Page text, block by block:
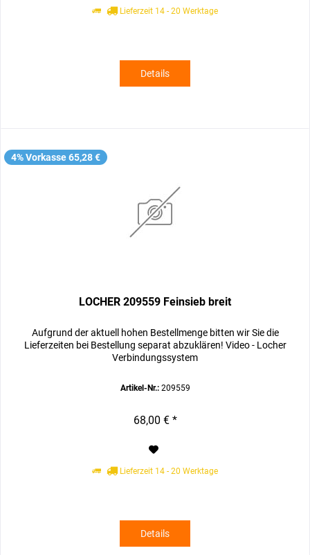
Lieferzeit 14 - 20 Werktage
Details
4% Vorkasse 65,28 €
LOCHER 209559 Feinsieb breit
Aufgrund der aktuell hohen Bestellmenge bitten wir Sie die
Lieferzeiten bei Bestellung separat abzuklären! Video - Locher
Verbindungssystem
Artikel-Nr.:209559
68,00 € *
Lieferzeit 14 - 20 Werktage
Details